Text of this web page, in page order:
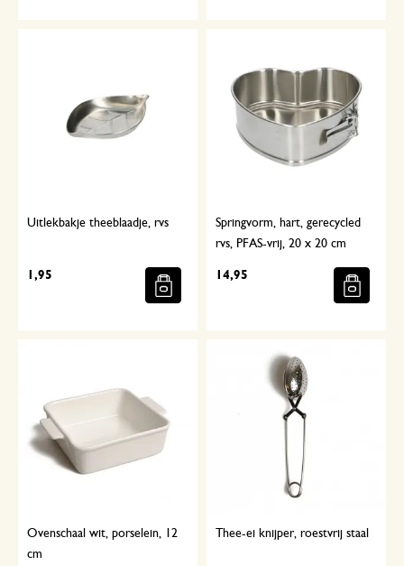
Uitlekbakje theeblaadje, rvs
1,95
Springvorm, hart, gerecycled
rvs, PFAS-vrij, 20 x 20 cm
14,95
Ovenschaal wit, porselein, 12
cm
Thee-ei knijper, roestvrij staal